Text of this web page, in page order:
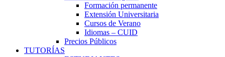
Formación permanente
Extensión Universitaria
Cursos de Verano
Idiomas – CUID
Precios Públicos
TUTORÍAS